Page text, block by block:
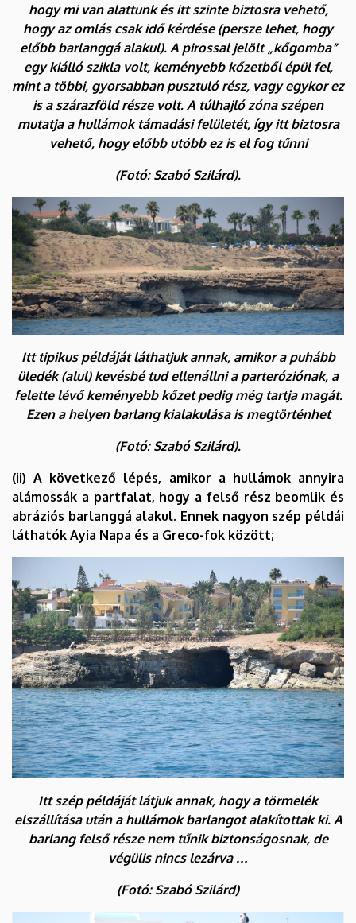
hogy mi van alattunk és itt szinte biztosra vehető,
hogy az omlás csak idő kérdése (persze lehet, hogy
előbb barlanggá alakul). A pirossal jelölt „kőgomba”
egy kiálló szikla volt, keményebb kőzetből épül fel,
mint a többi, gyorsabban pusztuló rész, vagy egykor ez
is a szárazföld része volt. A túlhajló zóna szépen
mutatja a hullámok támadási felületét, így itt biztosra
vehető, hogy előbb utóbb ez is el fog tűnni
(Fotó: Szabó Szilárd).
Itt tipikus példáját láthatjuk annak, amikor a puhább
üledék (alul) kevésbé tud ellenállni a parteróziónak, a
felette lévő keményebb kőzet pedig még tartja magát.
Ezen a helyen barlang kialakulása is megtörténhet
(Fotó: Szabó Szilárd).
(ii) A következő lépés, amikor a hullámok annyira
alámossák a partfalat, hogy a felső rész beomlik és
abráziós barlanggá alakul. Ennek nagyon szép példái
láthatók Ayia Napa és a Greco-fok között;
Itt szép példáját látjuk annak, hogy a törmelék
elszállítása után a hullámok barlangot alakítottak ki. A
barlang felső része nem tűnik biztonságosnak, de
végülis nincs lezárva …
(Fotó: Szabó Szilárd)